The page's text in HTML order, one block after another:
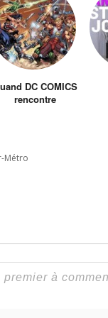
DC COMICS
rencontre
Métro